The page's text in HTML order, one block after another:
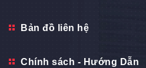
Bản đồ liên hệ
Chính sách - Hướng Dẫn